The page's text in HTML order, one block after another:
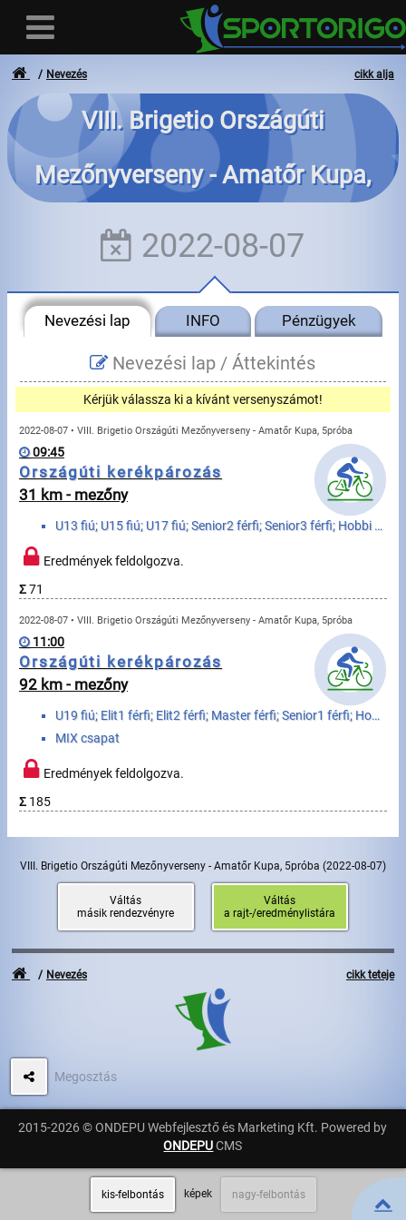
Felhasználó
Bejelentkezés
- - -
Számlák
Adatvédelem
Üzenetek
Sportolók
Sportoló keresés
Sportágak
Futás
Kerékpározás
Multisportok
Túrázás
Úszás
Útmutató
Időmérés
cikk alja
Nevezés
VIII. Brigetio Országúti
Mezőnyverseny - Amatőr Kupa,
5próba
2022-08-07
Nevezési lap INFO Pénzügyek
Nevezési lap / Áttekintés
Kérjük válassza ki a kívánt versenyszámot!
2022-08-07 • VIII. Brigetio Országúti Mezőnyverseny - Amatőr Kupa, 5próba
09:45
Országúti kerékpározás
31 km - mezőny
U13 fiú; U15 fiú; U17 fiú; Senior2 férfi; Senior3 férfi; Hobbi fiú és férfi; WU15 lány; WU17 lány; W...
Eredmények feldolgozva.
Σ71
2022-08-07 • VIII. Brigetio Országúti Mezőnyverseny - Amatőr Kupa, 5próba
11:00
Országúti kerékpározás
92 km - mezőny
U19 fiú; Elit1 férfi; Elit2 férfi; Master férfi; Senior1 férfi; Hobbi férfi; WU19 lány; WElit nő; WM...
MIX csapat
Eredmények feldolgozva.
Σ 185
VIII. Brigetio Országúti Mezőnyverseny - Amatőr Kupa, 5próba (2022-08-07)
Váltás
másik rendezvényre
Váltás
a rajt-/eredménylistára
cikk teteje
Nevezés
Megosztás
2015-2026 © ONDEPU Webfejlesztő és Marketing Kft. Powered by
ONDEPUCMS
kis-felbontás képek nagy-felbontás